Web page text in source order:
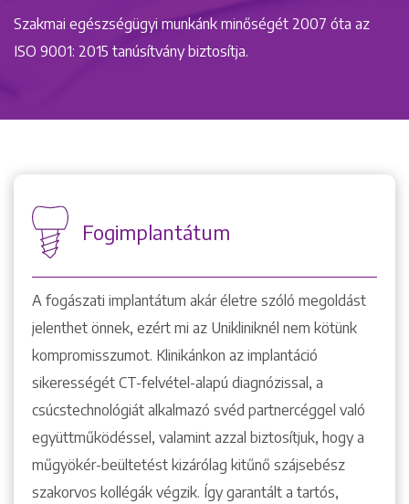
Szakmai egészségügyi munkánk minőségét 2007 óta az
ISO 9001: 2015 tanúsítvány biztosítja.
Fogimplantátum
A fogászati implantátum akár életre szóló megoldást
jelenthet önnek, ezért mi az Unikliniknél nem kötünk
kompromisszumot. Klinikánkon az implantáció
sikerességét CT-felvétel-alapú diagnózissal, a
csúcstechnológiát alkalmazó svéd partnercéggel való
együttműködéssel, valamint azzal biztosítjuk, hogy a
műgyökér-beültetést kizárólag kitűnő szájsebész
szakorvos kollégák végzik. Így garantált a tartós,